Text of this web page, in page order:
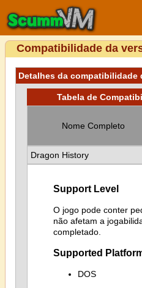
Compatibilidade da
Detalhes da compatibilidade
Tabela de
Nome Completo
Dragon History
Support Level
O jogo pode conter
não afetam a
completado.
Supported
DOS